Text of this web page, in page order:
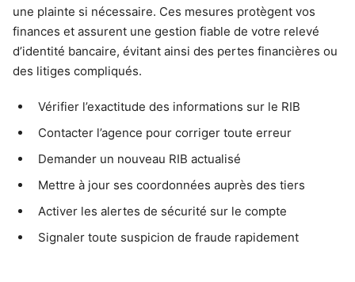
une plainte si nécessaire. Ces mesures protègent vos
finances et assurent une gestion fiable de votre relevé
d’identité bancaire, évitant ainsi des pertes financières ou
des litiges compliqués.
Vérifier l’exactitude des informations sur le RIB
Contacter l’agence pour corriger toute erreur
Demander un nouveau RIB actualisé
Mettre à jour ses coordonnées auprès des tiers
Activer les alertes de sécurité sur le compte
Signaler toute suspicion de fraude rapidement